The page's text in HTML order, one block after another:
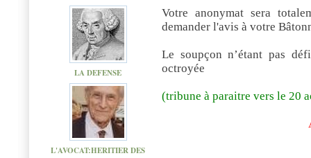
LA DEFENSE
L'AVOCAT:HERITIER DES
Votre anonymat sera
demander l'avis à votre
Le soupçon n’étant pas
octroyée
(tribune à paraitre vers le 20